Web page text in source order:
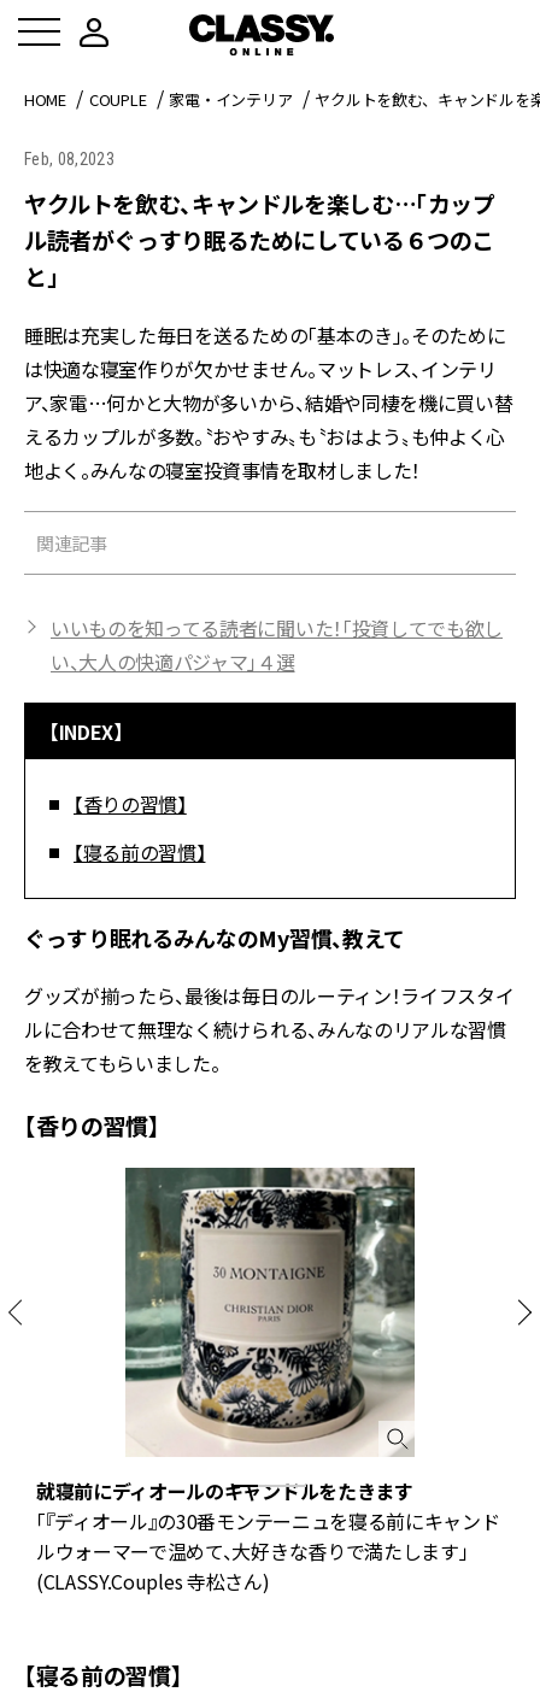
HOME COUPLE 家電・インテリア ヤクルトを飲む、キャンドル
Feb, 08,2023
ヤクルトを飲む、キャンドルを楽しむ…「カップ
ル読者がぐっすり眠るためにしている６つのこ
と」
睡眠は充実した毎日を送るための「基本のき」。そのために
は快適な寝室作りが欠かせません。マットレス、インテリ
ア、家電…何かと大物が多いから、結婚や同棲を機に買い替
えるカップルが多数。〝おやすみ〟も〝おはよう〟も仲よく心
地よく。みんなの寝室投資事情を取材しました！
関連記事
いいものを知ってる読者に聞いた！「投資してでも欲し
い、大人の快適パジャマ」４選
【INDEX】
【香りの習慣】
【寝る前の習慣】
ぐっすり眠れるみんなのMy習慣、教えて
グッズが揃ったら、最後は毎日のルーティン！ライフスタイ
ルに合わせて無理なく続けられる、みんなのリアルな習慣
を教えてもらいました。
【香りの習慣】
就寝前にディオールのキャンドルをたきます
「『ディオール』の30番モンテーニュを寝る前にキャンド
ルウォーマーで温めて、大好きな香りで満たします」
(CLASSY.Couples 寺松さん)
【寝る前の習慣】